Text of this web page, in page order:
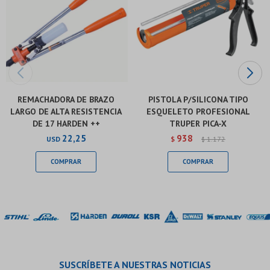
REMACHADORA DE BRAZO
LARGO DE ALTA RESISTENCIA
DE 17 HARDEN ++
USD 22,25
PISTOLA P/SILICONA TIPO
ESQUELETO PROFESIONAL
TRUPER PICA-X
$ 938 $ 1.172
SUSCRÍBETE A NUESTRAS NOTICIAS